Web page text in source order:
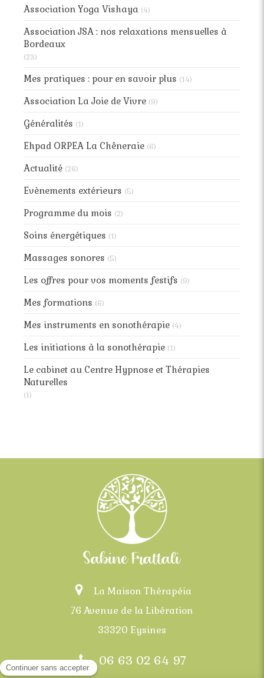
Association Yoga Vishaya (4)
Association JSA : nos relaxations mensuelles à
Bordeaux
(23)
Mes pratiques : pour en savoir plus (14)
Association La Joie de Vivre (9)
Généralités (1)
Ehpad ORPEA La Chêneraie (6)
Actualité (26)
Evènements extérieurs (5)
Programme du mois (2)
Soins énergétiques (1)
Massages sonores (5)
Les offres pour vos moments festifs (9)
Mes formations (6)
Mes instruments en sonothérapie (4)
Les initiations à la sonothérapie (1)
Le cabinet au Centre Hypnose et Thérapies
Naturelles
(1)
La Maison Thérapéia
76 Avenue de la Libération
33320 Eysines
06 63 02 64 97